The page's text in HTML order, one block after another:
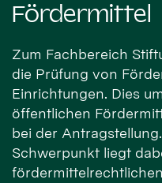
Fördermittel
Zum Fachbereich
die Prüfung von
Einrichtungen. Dies
öffentlichen
bei der
Schwerpunkt liegt